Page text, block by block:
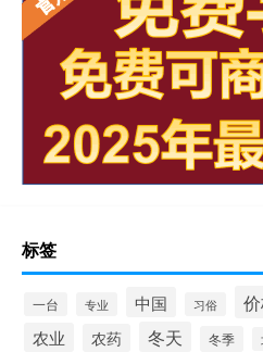
标签
一台 专业 中国 习俗
农业 农药 冬天 冬季